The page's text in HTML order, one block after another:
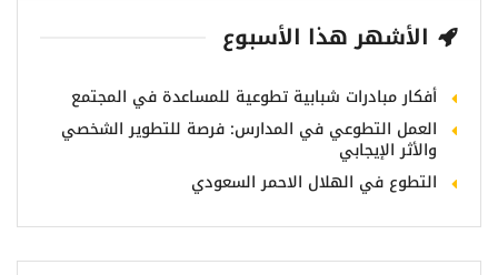
الأشهر هذا الأسبوع
أفكار مبادرات شبابية تطوعية للمساعدة في المجتمع
العمل التطوعي في المدارس: فرصة للتطوير الشخصي
والأثر الإيجابي
التطوع في الهلال الاحمر السعودي